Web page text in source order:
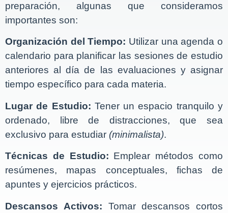
preparación, algunas que consideramos
importantes son:
Organización del Tiempo: Utilizar una agenda o
calendario para planificar las sesiones de estudio
anteriores al día de las evaluaciones y asignar
tiempo específico para cada materia.
Lugar de Estudio: Tener un espacio tranquilo y
ordenado, libre de distracciones, que sea
exclusivo para estudiar (minimalista).
Técnicas de Estudio: Emplear métodos como
resúmenes, mapas conceptuales, fichas de
apuntes y ejercicios prácticos.
Descansos Activos: Tomar descansos cortos